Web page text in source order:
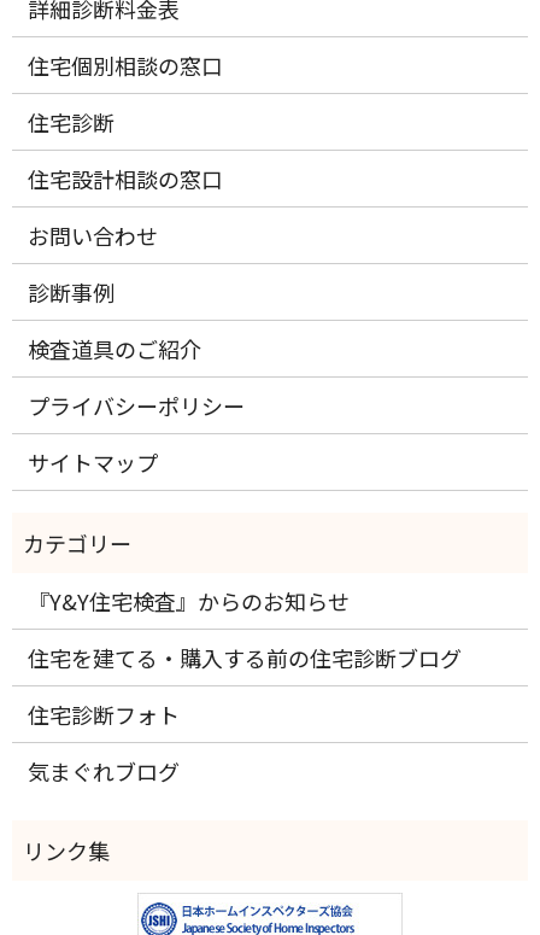
詳細診断料金表
住宅個別相談の窓口
住宅診断
住宅設計相談の窓口
お問い合わせ
診断事例
検査道具のご紹介
プライバシーポリシー
サイトマップ
『Y&Y住宅検査』からのお知らせ
住宅を建てる・購入する前の住宅診断ブログ
住宅診断フォト
気まぐれブログ